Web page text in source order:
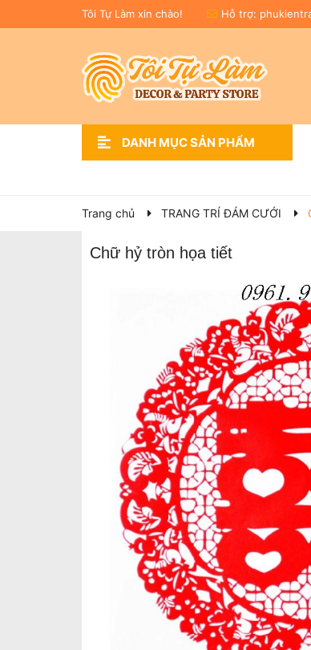
Tôi Tự Làm xin chào! Hỗ trợ:
DANH MỤC SẢN PHẨM
Trang chủ TRANG TRÍ ĐÁM CƯỚI
Chữ hỷ tròn họa tiết